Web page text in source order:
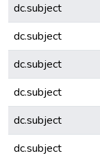
dc.subject
dc.subject
dc.subject
dc.subject
dc.subject
dc.subject